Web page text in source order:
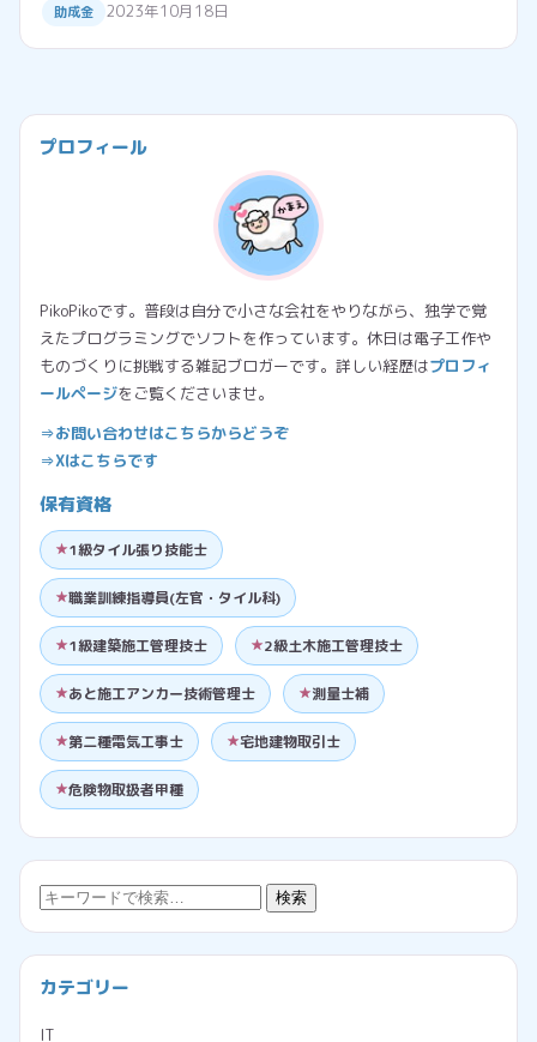
助成金 2023年10月18日
プロフィール
PikoPikoです。普段は自分で小さな会社をやりながら、独学で覚
えたプログラミングでソフトを作っています。休日は電子工作や
ものづくりに挑戦する雑記ブロガーです。詳しい経歴はプロフィ
ールページをご覧くださいませ。
⇒お問い合わせはこちらからどうぞ
⇒Xはこちらです
保有資格
1級タイル張り技能士
職業訓練指導員(左官・タイル科)
1級建築施工管理技士 2級土木施工管理技士
あと施工アンカー技術管理士 測量士補
第二種電気工事士 宅地建物取引士
危険物取扱者甲種
検
索:
検索
カテゴリー
IT